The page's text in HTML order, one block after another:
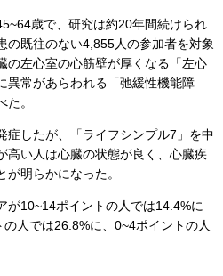
歳で、研究は約20年間続けられ
の既往のない4,855人の参加者を対象
の左心室の心筋壁が厚くなる「左心
異常があらわれる「弛緩性機能障
。
したが、「ライフシンプル7」を中
高い人は心臓の状態が良く、心臓疾
明らかになった。
10~14ポイントの人では14.4%に
人では26.8%に、0~4ポイントの人